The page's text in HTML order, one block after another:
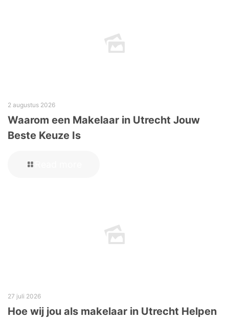
2 augustus 2026
Waarom een Makelaar in Utrecht Jouw
Beste Keuze Is
27 juli 2026
Hoe wij jou als makelaar in Utrecht Helpen